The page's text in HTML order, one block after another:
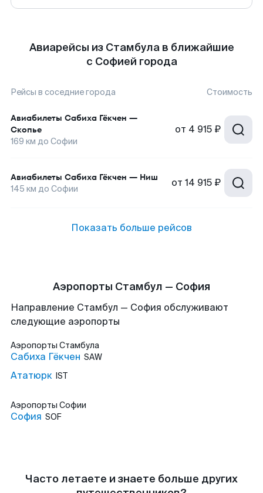
Авиарейсы из Стамбула в ближайшие
с Софией города
Рейсы в соседние города Стоимость
Авиабилеты Сабиха Гёкчен —
Скопье
169 км до Софии
от 4 915 ₽
Авиабилеты Сабиха Гёкчен — Ниш
145 км до Софии от 14 915 ₽
Показать больше рейсов
Аэропорты Стамбул — София
Направление Стамбул — София обслуживают
следующие аэропорты
Аэропорты Стамбула
Сабиха Гёкчен SAW
Ататюрк IST
Аэропорты Софии
София SOF
Часто летаете и знаете больше других